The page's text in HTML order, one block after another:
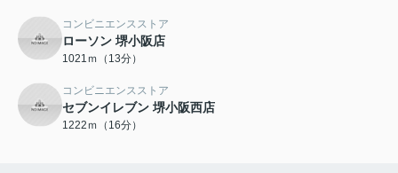
コンビニエンスストア
ローソン 堺小阪店
1021ｍ（13分）
コンビニエンスストア
セブンイレブン 堺小阪西店
1222ｍ（16分）